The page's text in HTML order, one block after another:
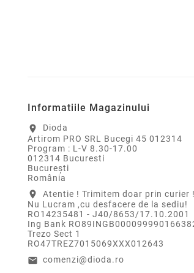
Informatiile Magazinului
location_on
Dioda
Artirom PRO SRL Bucegi 45 012314
Program : L-V 8.30-17.00
012314 Bucuresti
Bucureşti
România
location_on
Atentie ! Trimitem doar prin curier !
Nu Lucram ,cu desfacere de la sediu!
RO14235481 - J40/8653/17.10.2001
Ing Bank
Trezo Sect 1
RO47TREZ7015069XXX012643
email comenzi@dioda.ro